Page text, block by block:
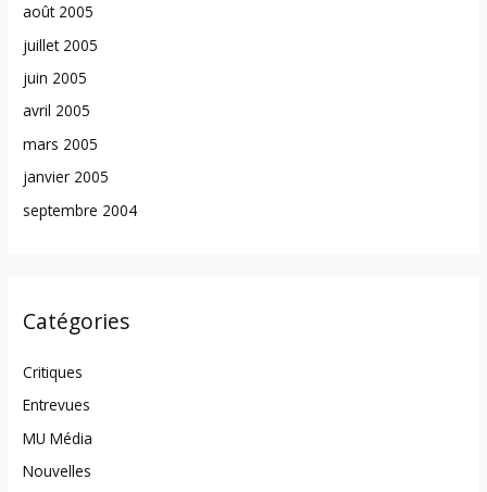
août 2005
juillet 2005
juin 2005
avril 2005
mars 2005
janvier 2005
septembre 2004
Catégories
Critiques
Entrevues
MU Média
Nouvelles